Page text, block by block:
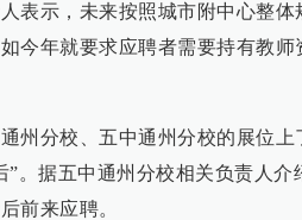
表示，未来按照城市附中心整
今年就要求应聘者需要持有教师
州分校、五中通州分校的展位上
”。据五中通州分校相关负责人介
前来应聘。